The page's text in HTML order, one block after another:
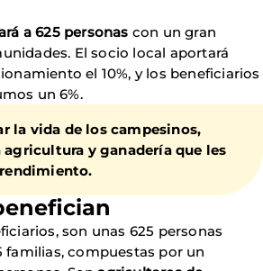
a 625 personas con un gran
El socio local aportará
el 10%, y los beneficiarios
un 6%.
la vida de los campesinos,
y ganadería que les
son unas 625 personas
familias, compuestas por un